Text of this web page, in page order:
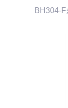
BH304-